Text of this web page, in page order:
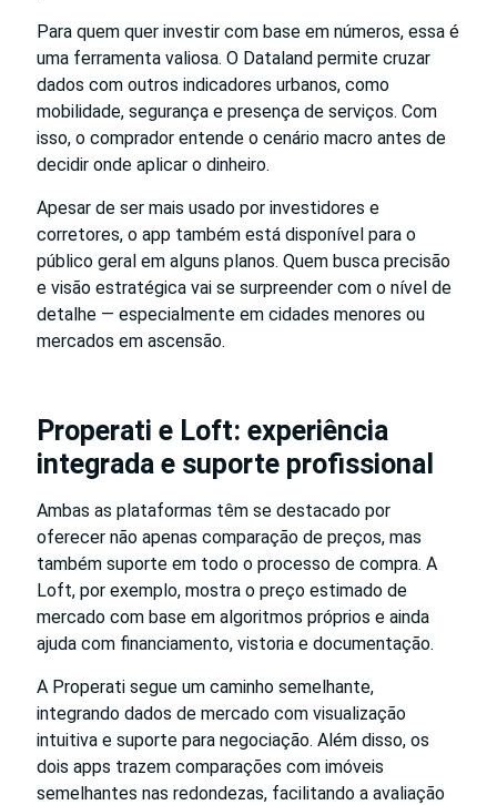
Para quem quer investir com base em números, essa é
uma ferramenta valiosa. O Dataland permite cruzar
dados com outros indicadores urbanos, como
mobilidade, segurança e presença de serviços. Com
isso, o comprador entende o cenário macro antes de
decidir onde aplicar o dinheiro.
Apesar de ser mais usado por investidores e
corretores, o app também está disponível para o
público geral em alguns planos. Quem busca precisão
e visão estratégica vai se surpreender com o nível de
detalhe — especialmente em cidades menores ou
mercados em ascensão.
Properati e Loft: experiência
integrada e suporte profissional
Ambas as plataformas têm se destacado por
oferecer não apenas comparação de preços, mas
também suporte em todo o processo de compra. A
Loft, por exemplo, mostra o preço estimado de
mercado com base em algoritmos próprios e ainda
ajuda com financiamento, vistoria e documentação.
A Properati segue um caminho semelhante,
integrando dados de mercado com visualização
intuitiva e suporte para negociação. Além disso, os
dois apps trazem comparações com imóveis
semelhantes nas redondezas, facilitando a avaliação